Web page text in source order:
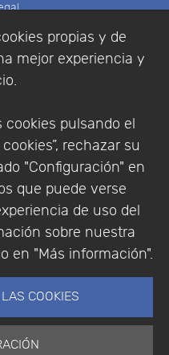
propias y de
mejor experiencia y
cookies pulsando el
rechazar su
"Configuración" en
que puede verse
de uso del
sobre nuestra
en "Más información".
COOKIES
compra
de Privacidad |
Addlink Software
S.L.